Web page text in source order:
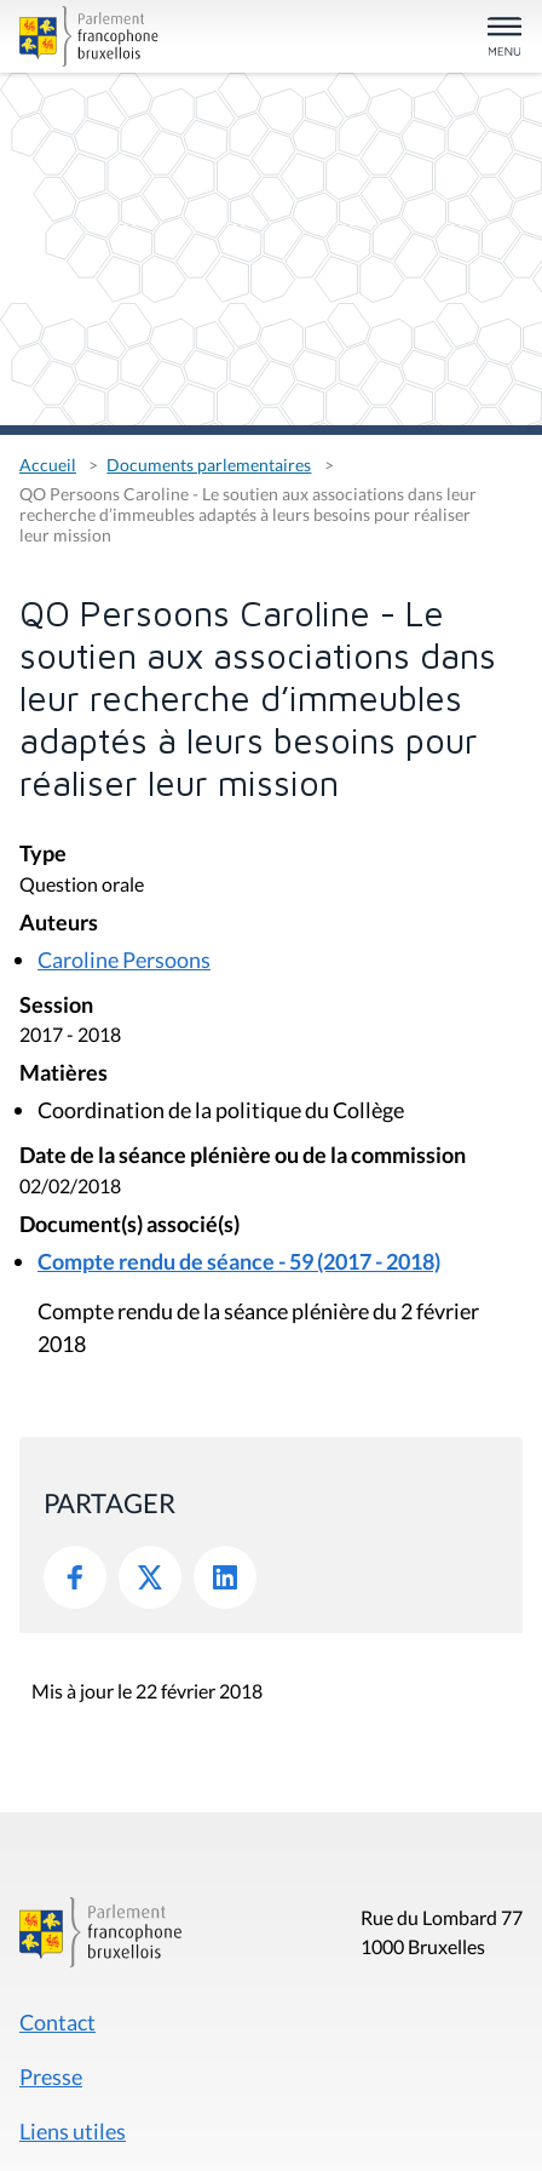
Accueil
Documents parlementaires
QO Persoons Caroline - Le soutien aux associations dans leur
recherche d’immeubles adaptés à leurs besoins pour réaliser
leur mission
QO Persoons Caroline - Le
soutien aux associations dans
leur recherche d’immeubles
adaptés à leurs besoins pour
réaliser leur mission
Type
Question orale
Auteurs
Caroline Persoons
Session
2017 - 2018
Matières
Coordination de la politique du Collège
Date de la séance plénière ou de la commission
02/02/2018
Document(s) associé(s)
Compte rendu de séance - 59 (2017 - 2018)
Compte rendu de la séance plénière du 2 février
2018
PARTAGER
Mis à jour le 22 février 2018
Rue du Lombard 77
1000 Bruxelles
Contact
Presse
Liens utiles